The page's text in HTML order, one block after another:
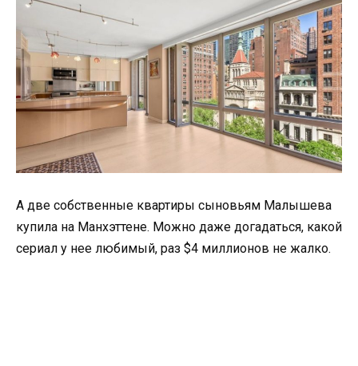
А две собственные квартиры сыновьям Малышева
купила на Манхэттене. Можно даже догадаться, какой
сериал у нее любимый, раз $4 миллионов не жалко.